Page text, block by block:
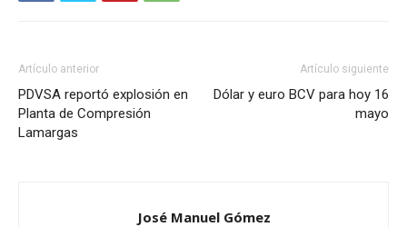
Artículo anterior
PDVSA reportó explosión en
Planta de Compresión
Lamargas
Artículo siguiente
Dólar y euro BCV para hoy 16
mayo
José Manuel Gómez